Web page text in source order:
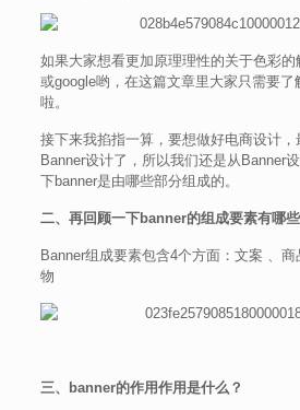
如果大家想看更加原理理性的关于色彩
或google哟，在这篇文章里大家只需要
啦。
接下来我掐指一算，要想做好电商设计
Banner设计了，所以我们还是从Banner
下banner是由哪些部分组成的。
二、再回顾一下banner的组成要素有哪些
Banner组成要素包含4个方面：文案 、
物
三、banner的作用作用是什么？